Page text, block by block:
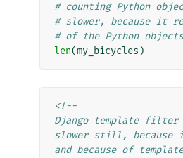
# counting Python
# slower, because it
# of the Python objects
len(my_bicycles )
<!--
Django template filter
slower still, because
and because of